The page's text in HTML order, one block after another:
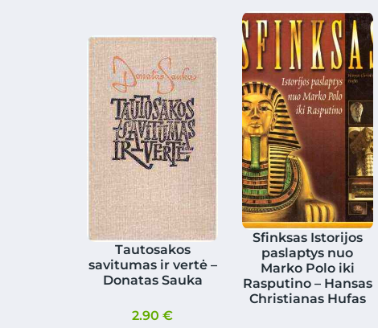
Tautosakos
savitumas ir vertė –
Donatas Sauka
2.90€
Sfinksas Istorijos
paslaptys nuo
Marko Polo iki
Rasputino – Hansas
Christianas Hufas